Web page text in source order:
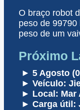
O braço robot
peso de
peso de um
Próximo
► 5 Agosto
► Veículo:
► Local: Mar
► Carga útil: